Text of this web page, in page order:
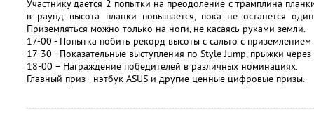
Участнику дается 2 попытки на преодоление с трамплина
в раунд высота планки повышается, пока не останется
Приземляться можно только на ноги, не касаясь руками земли.
17-00 - Попытка побить рекорд высоты с сальто с
17-30 - Показательные выступления по Style Jump, прыжки
18-00 – Награждение победителей в различных номинациях.
Главный приз - нэтбук ASUS и другие ценные цифровые призы.